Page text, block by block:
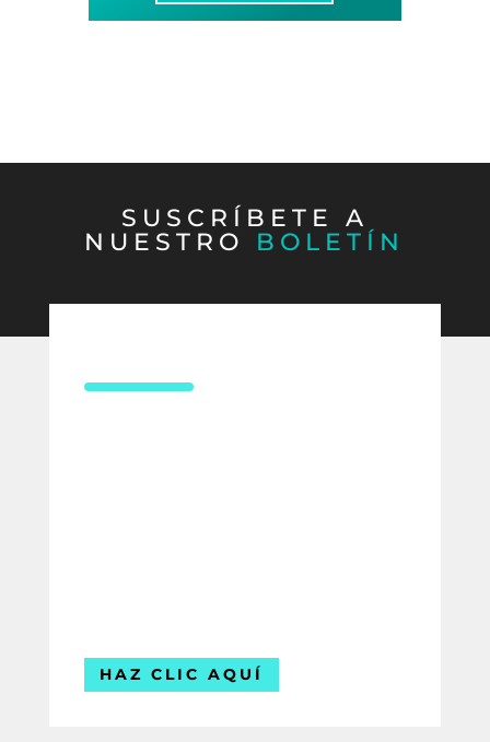
SUSCRÍBETE A
NUESTRO
BOLETÍN
HAZ CLIC AQUÍ